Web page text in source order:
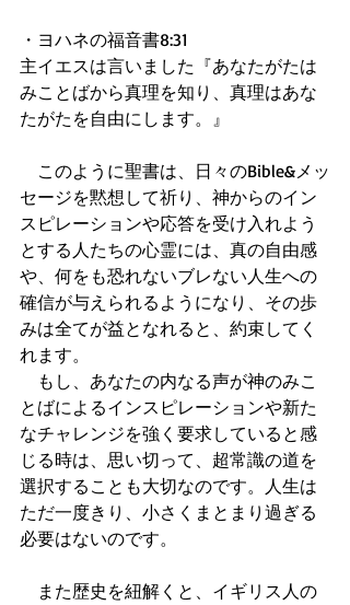
・ヨハネの福音書8:31
主イエスは言いました『あなたがたは
みことばから真理を知り、真理はあな
たがたを自由にします。』
このように聖書は、日々のBible&メッ
セージを黙想して祈り、神からのイン
スピレーションや応答を受け入れよう
とする人たちの心霊には、真の自由感
や、何をも恐れないブレない人生への
確信が与えられるようになり、その歩
みは全てが益となれると、約束してく
れます。
もし、あなたの内なる声が神のみこ
とばによるインスピレーションや新た
なチャレンジを強く要求していると感
じる時は、思い切って、超常識の道を
選択することも大切なのです。人生は
ただ一度きり、小さくまとまり過ぎる
必要はないのです。
また歴史を紐解くと、イギリス人の